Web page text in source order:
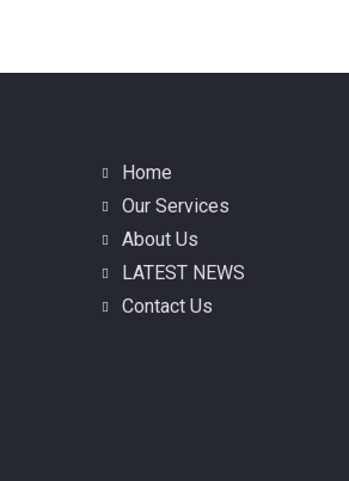
Home
Our Services
About Us
LATEST NEWS
Contact Us